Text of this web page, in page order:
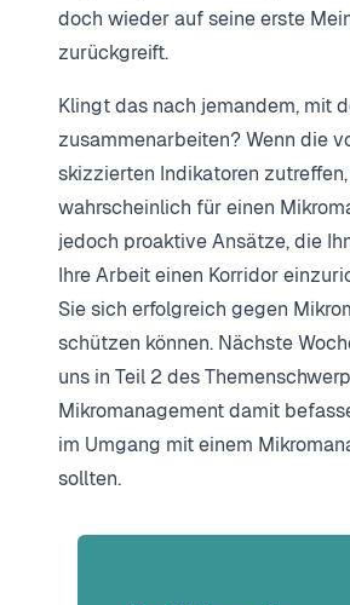
doch wieder auf seine erste
zurückgreift.
Klingt das nach jemandem, mit
zusammenarbeiten? Wenn die
skizzierten Indikatoren
wahrscheinlich für einen
jedoch proaktive Ansätze, die
Ihre Arbeit einen Korridor
Sie sich erfolgreich gegen
schützen können. Nächste
uns in Teil 2 des
Mikromanagement damit
im Umgang mit einem
sollten.